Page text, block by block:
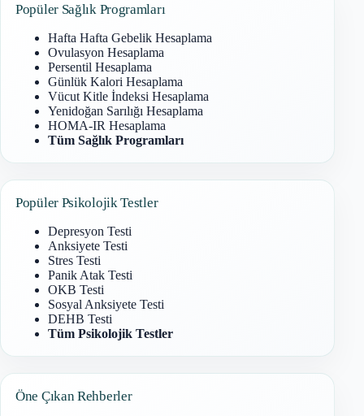
Popüler Sağlık Programları
Hafta Hafta Gebelik Hesaplama
Ovulasyon Hesaplama
Persentil Hesaplama
Günlük Kalori Hesaplama
Vücut Kitle İndeksi Hesaplama
Yenidoğan Sarılığı Hesaplama
HOMA-IR Hesaplama
Tüm Sağlık Programları
Popüler Psikolojik Testler
Depresyon Testi
Anksiyete Testi
Stres Testi
Panik Atak Testi
OKB Testi
Sosyal Anksiyete Testi
DEHB Testi
Tüm Psikolojik Testler
Öne Çıkan Rehberler